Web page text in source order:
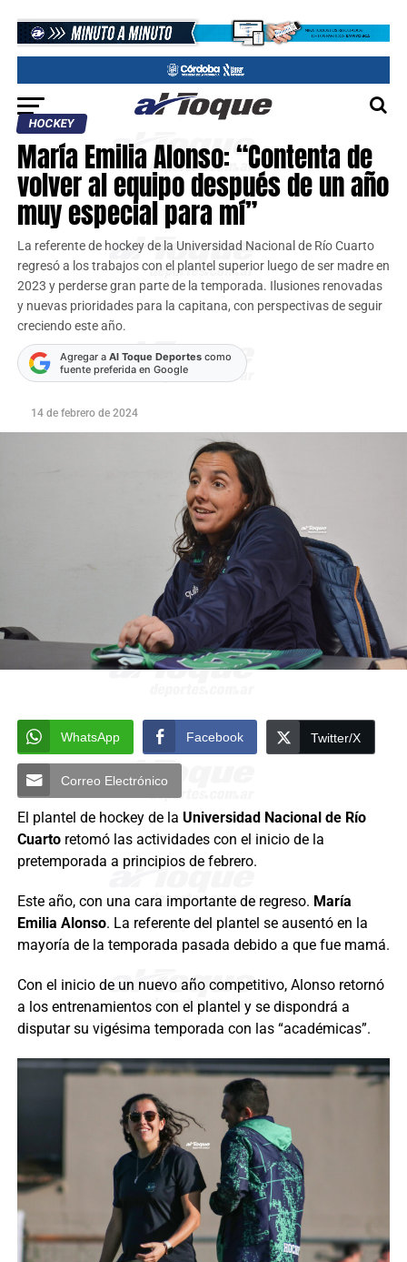
HOCKEY
María Emilia Alonso: “Contenta de
volver al equipo después de un año
muy especial para mí”
La referente de hockey de la Universidad Nacional de Río Cuarto
regresó a los trabajos con el plantel superior luego de ser madre en
2023 y perderse gran parte de la temporada. Ilusiones renovadas
y nuevas prioridades para la capitana, con perspectivas de seguir
creciendo este año.
Agregar a Al Toque Deportescomo
fuente preferida en Google
14 de febrero de 2024
WhatsApp Facebook Twitter/X
Correo Electrónico
El plantel de hockey de la Universidad Nacional de Río
Cuarto retomó las actividades con el inicio de la
pretemporada a principios de febrero.
Este año, con una cara importante de regreso. María
Emilia Alonso. La referente del plantel se ausentó en la
mayoría de la temporada pasada debido a que fue mamá.
Con el inicio de un nuevo año competitivo, Alonso retornó
a los entrenamientos con el plantel y se dispondrá a
disputar su vigésima temporada con las “académicas”.